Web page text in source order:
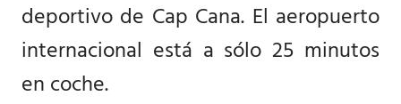
deportivo de Cap Cana. El aeropuerto
internacional está a sólo 25 minutos
en coche.